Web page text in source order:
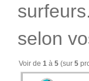
selon
Voir de 1 à 5 (sur 5